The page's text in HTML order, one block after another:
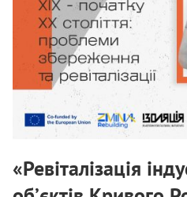
«Ревіталізація